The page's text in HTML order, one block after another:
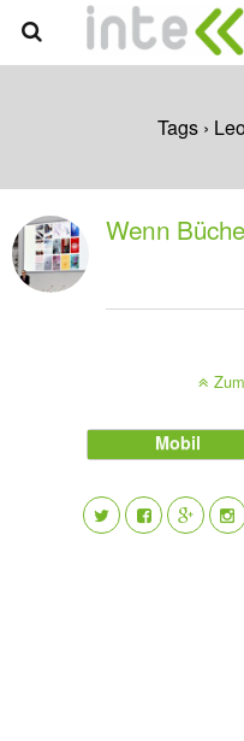
Tags ›
Wenn
Mobil